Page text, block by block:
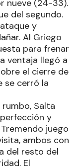
nueve (24-33).
del segundo.
y
Al Griego
para frenar
ventaja llegó a
el cierre de
se cerró la
Salta
y
juego
ambos con
del resto del
El